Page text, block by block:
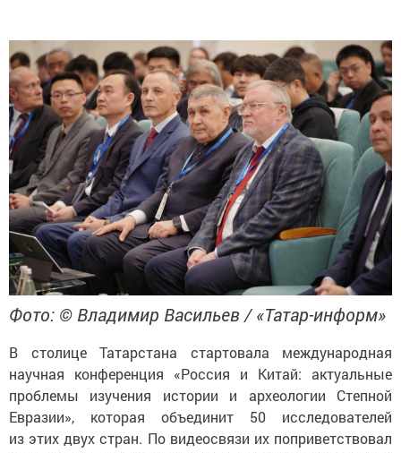
Фото: © Владимир Васильев / «Татар-информ»
В столице Татарстана стартовала международная
научная конференция «Россия и Китай: актуальные
проблемы изучения истории и археологии Степной
Евразии», которая объединит 50 исследователей
из этих двух стран. По видеосвязи их поприветствовал